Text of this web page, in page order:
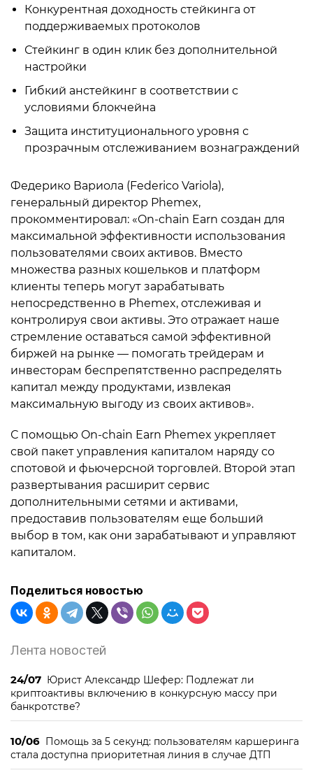
Конкурентная доходность стейкинга от
поддерживаемых протоколов
Стейкинг в один клик без дополнительной
настройки
Гибкий анстейкинг в соответствии с
условиями блокчейна
Защита институционального уровня с
прозрачным отслеживанием вознаграждений
Федерико Вариола (Federico Variola),
генеральный директор Phemex,
прокомментировал: «On-chain Earn создан для
максимальной эффективности использования
пользователями своих активов. Вместо
множества разных кошельков и платформ
клиенты теперь могут зарабатывать
непосредственно в Phemex, отслеживая и
контролируя свои активы. Это отражает наше
стремление оставаться самой эффективной
биржей на рынке — помогать трейдерам и
инвесторам беспрепятственно распределять
капитал между продуктами, извлекая
максимальную выгоду из своих активов».
С помощью On-chain Earn Phemex укрепляет
свой пакет управления капиталом наряду со
спотовой и фьючерсной торговлей. Второй этап
развертывания расширит сервис
дополнительными сетями и активами,
предоставив пользователям еще больший
выбор в том, как они зарабатывают и управляют
капиталом.
Поделиться новостью
Лента новостей
24/07 Юрист Александр Шефер: Подлежат ли
криптоактивы включению в конкурсную массу при
банкротстве?
10/06 Помощь за 5 секунд: пользователям каршеринга
стала доступна приоритетная линия в случае ДТП